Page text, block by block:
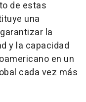
de estas
una
la
y la capacidad
en un
cada vez más